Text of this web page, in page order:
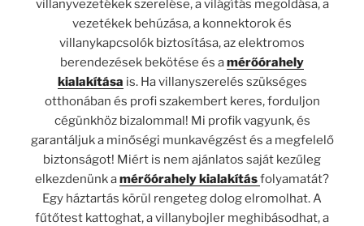
villanyvezetékek szerelése, a világítás megoldása, a
vezetékek behúzása, a konnektorok és
villanykapcsolók biztosítása, az elektromos
berendezések bekötése és amérőórahely
kialakítása is. Ha villanyszerelés szükséges
otthonában és profi szakembert keres, forduljon
cégünkhöz bizalommal! Mi profik vagyunk, és
garantáljuk a minőségi munkavégzést és a megfelelő
biztonságot! Miért is nem ajánlatos saját kezűleg
elkezdenünk amérőórahely kialakításfolyamatát?
Egy háztartás körül rengeteg dolog elromolhat. A
fűtőtest kattoghat, a villanybojler meghibásodhat, a